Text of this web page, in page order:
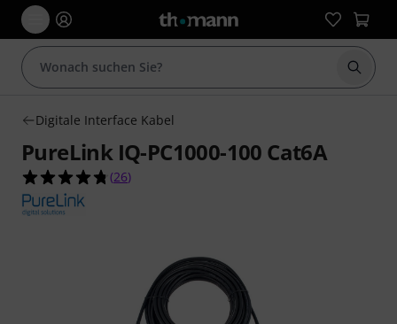
Suche
Digitale Interface Kabel
PureLink IQ-PC1000-100 Cat6A
4.7 von 5 Sternen aus 26 Kundenbewertungen
(26)